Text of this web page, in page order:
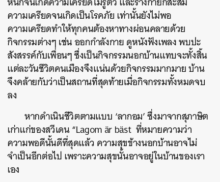
ความเครียดจนเกิดเป็นโรคภัย เท่านั้นยังไม่พอ
ความเครียดทำให้ทุกคนต้องหาทางผ่อนคลายด้วย
กิจกรรมต่างๆ เช่น ออกกำลังกาย ดูหนังฟังเพลง พบปะ
สังสรรค์กับเพื่อนๆ ซึ่งเป็นกิจกรรมนอกบ้านแทบจะทั้งสิ้น
แต่ละวันชีวิตคนเมืองจึงแน่นด้วยกิจกรรมมากมาย บ้าน
จึงคล้ายกับว่าเป็นสถานที่สุดท้ายเมื่อกิจกรรมทั้งหมดจบ
ลง
หากดำเนินชีวิตตามแบบ ‘ลากอม’ ซึ่งมาจากสุภาษิต
เก่าแก่ของสวีเดน“Lagom är bäst ที่หมายความว่า
ความพอดีนั้นดีที่สุดแล้ว ความสุขข้างนอกบ้านอาจไม่
จำเป็นอีกต่อไป เพราะความสุขนั้นอาจอยู่ในบ้านของเรา
เอง